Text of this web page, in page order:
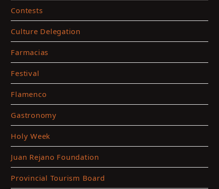
Contests
Culture Delegation
Farmacias
Festival
Flamenco
Gastronomy
Holy Week
Juan Rejano Foundation
Provincial Tourism Board